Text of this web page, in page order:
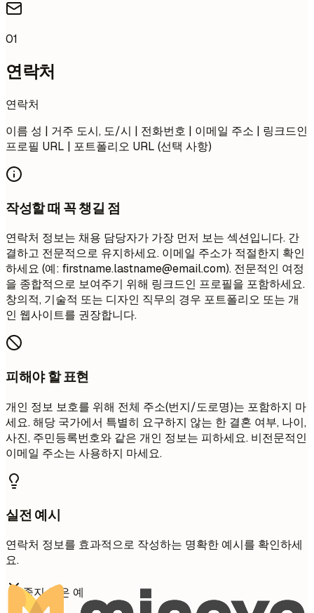
01
연락처
연락처
이름 성 | 거주 도시, 도/시 | 전화번호 | 이메일 주소 | 링크드인
프로필 URL | 포트폴리오 URL (선택 사항)
작성할 때 꼭 챙길 점
연락처 정보는 채용 담당자가 가장 먼저 보는 섹션입니다. 간
결하고 전문적으로 유지하세요. 이메일 주소가 적절한지 확인
하세요 (예: firstname.lastname@email.com). 전문적인 여정
을 종합적으로 보여주기 위해 링크드인 프로필을 포함하세요.
창의적, 기술적 또는 디자인 직무의 경우 포트폴리오 또는 개
인 웹사이트를 권장합니다.
피해야 할 표현
개인 정보 보호를 위해 전체 주소(번지/도로명)는 포함하지 마
세요. 해당 국가에서 특별히 요구하지 않는 한 결혼 여부, 나이,
사진, 주민등록번호와 같은 개인 정보는 피하세요. 비전문적인
이메일 주소는 사용하지 마세요.
실전 예시
연락처 정보를 효과적으로 작성하는 명확한 예시를 확인하세
요.
좋지 않은 예